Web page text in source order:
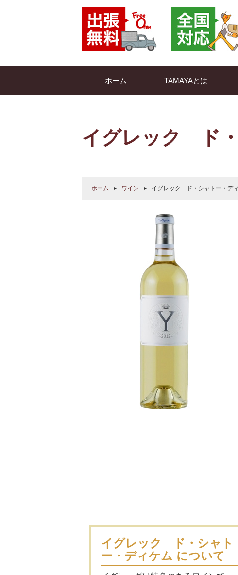
ホーム TAMAYAとは
イグレック ド
ホーム ワイン イグレック ド・シャトー・デ
イグレック ド・シャト
ー・ディケム について